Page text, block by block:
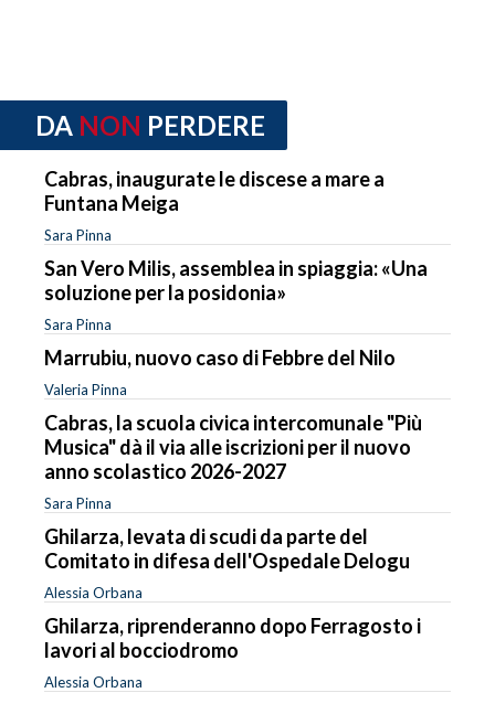
DA NON PERDERE
Cabras, inaugurate le discese a mare a
Funtana Meiga
Sara Pinna
San Vero Milis, assemblea in spiaggia: «Una
soluzione per la posidonia»
Sara Pinna
Marrubiu, nuovo caso di Febbre del Nilo
Valeria Pinna
Cabras, la scuola civica intercomunale "Più
Musica" dà il via alle iscrizioni per il nuovo
anno scolastico 2026-2027
Sara Pinna
Ghilarza, levata di scudi da parte del
Comitato in difesa dell'Ospedale Delogu
Alessia Orbana
Ghilarza, riprenderanno dopo Ferragosto i
lavori al bocciodromo
Alessia Orbana